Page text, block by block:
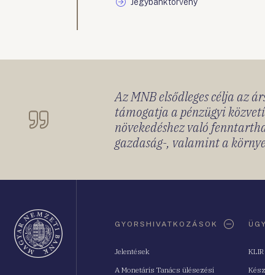
Az MNB elsődleges célja az
támogatja a pénzügyi
növekedéshez való
gazdaság-, valamint a
GYORSHIVATKOZÁSOK
Jelentések
A Monetáris Tanács ülésezési
KLIR